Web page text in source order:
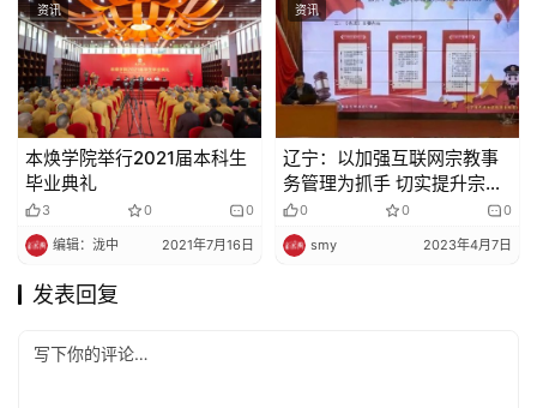
资讯
本焕学院举行2021届本科生
毕业典礼
3 0 0
编辑：泷中 2021年7月16日
资讯
辽宁：以加强互联网宗教事
务管理为抓手 切实提升宗教
事务治理现代化水平
0 0 0
smy 2023年4月7日
发表回复